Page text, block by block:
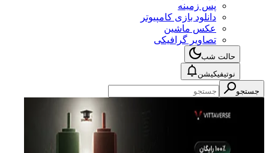
پس زمینه
دانلود بازی کامپیوتر
عکس ماشین
تصاویر گرافیکی
حالت شب
نوتیفیکیشن
جستجو